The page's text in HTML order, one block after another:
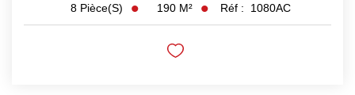
8 Pièce(s) 190 M² Réf : 1080AC